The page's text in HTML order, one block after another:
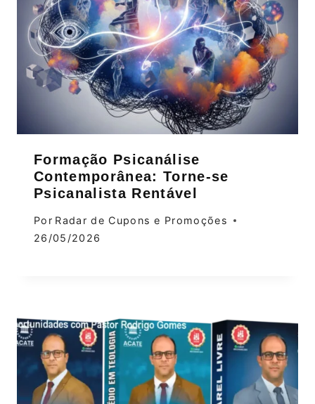
Formação Psicanálise
Contemporânea: Torne‑se
Psicanalista Rentável
Por Radar de Cupons e Promoções
26/05/2026